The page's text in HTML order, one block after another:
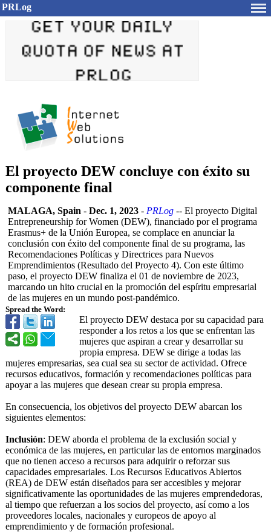
PRLog
El proyecto DEW concluye con éxito su
componente final
Spread the Word:
MALAGA, Spain - Dec. 1, 2023 - PRLog -- El proyecto Digital
Entrepreneurship for Women (DEW), financiado por el programa
Erasmus+ de la Unión Europea, se complace en anunciar la
conclusión con éxito del componente final de su programa, las
Recomendaciones Políticas y Directrices para Nuevos
Emprendimientos (Resultado del Proyecto 4). Con este último
paso, el proyecto DEW finaliza el 01 de noviembre de 2023,
marcando un hito crucial en la promoción del espíritu empresarial
de las mujeres en un mundo post-pandémico.
El proyecto DEW destaca por su capacidad para
responder a los retos a los que se enfrentan las
mujeres que aspiran a crear y desarrollar su
propia empresa. DEW se dirige a todas las
mujeres empresarias, sea cual sea su sector de actividad. Ofrece
recursos educativos, formación y recomendaciones políticas para
apoyar a las mujeres que desean crear su propia empresa.
En consecuencia, los objetivos del proyecto DEW abarcan los
siguientes elementos:
Inclusión: DEW aborda el problema de la exclusión social y
económica de las mujeres, en particular las de entornos marginados
que no tienen acceso a recursos para adquirir o reforzar sus
capacidades empresariales. Los Recursos Educativos Abiertos
(REA) de DEW están diseñados para ser accesibles y mejorar
significativamente las oportunidades de las mujeres emprendedoras,
al tiempo que refuerzan a los socios del proyecto, así como a los
proveedores locales, nacionales y europeos de apoyo al
emprendimiento y de formación profesional.